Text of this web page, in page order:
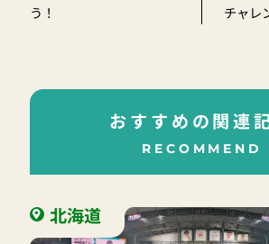
う！
チャレ
おすすめの関連
RECOMMEND
北海道